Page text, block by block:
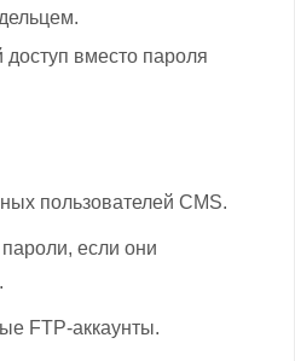
доступ вместо пароля
пользователей CMS.
если они
FTP-аккаунты.